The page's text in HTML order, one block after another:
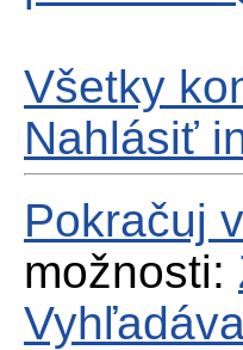
Všetky
Nahlásiť
Pokračuj
možnosti: